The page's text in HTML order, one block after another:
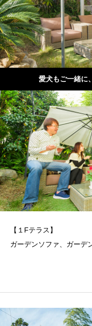
愛犬もご一緒に
【１Fテラス】
ガーデンソファ、ガーデ